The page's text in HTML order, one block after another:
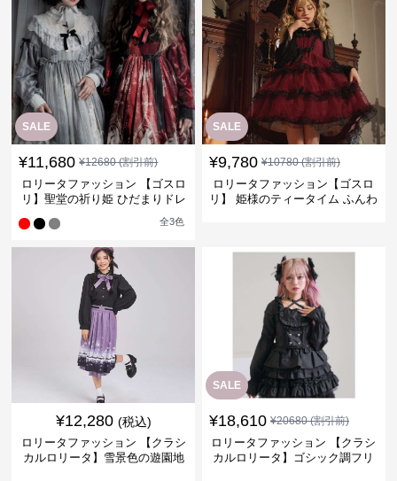
SALE
¥11,680 ¥12680(割引前)
ロリータファッション 【ゴスロ
リ】聖堂の祈り姫 ひだまりドレ
全3色
SALE
¥9,780 ¥10780(割引前)
ロリータファッション【ゴスロ
リ】 姫様のティータイム ふんわ
¥12,280 (税込)
ロリータファッション 【クラシ
カルロリータ】雪景色の遊園地
SALE
¥18,610 ¥20680(割引前)
ロリータファッション 【クラシ
カルロリータ】ゴシック調フリ